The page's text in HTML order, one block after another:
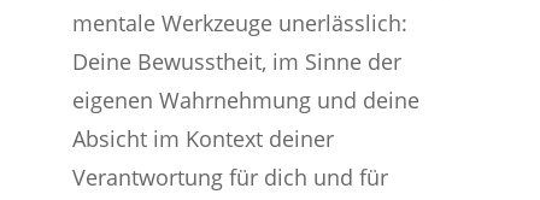
mentale Werkzeuge unerlässlich:
Deine Bewusstheit, im Sinne der
eigenen Wahrnehmung und deine
Absicht im Kontext deiner
Verantwortung für dich und für